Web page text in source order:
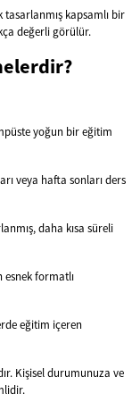
tasarlanmış kapsamlı bir
değerli görülür.
yoğun bir eğitim
veya hafta sonları ders
daha kısa süreli
esnek formatlı
eğitim içeren
Kişisel durumunuza ve